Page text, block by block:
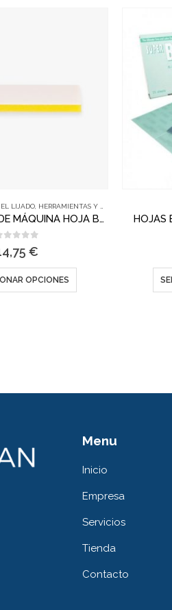
LIJADO HERRAMIENTAS Y ACCESORIOS
ALMOHADILLA DE MÁQUINA HOJA BUFLEX DRY SUPER TACK
out of 5
€
OPCIONES
HOJAS
Menu
Inicio
Empresa
Servicios
Tienda
Contacto